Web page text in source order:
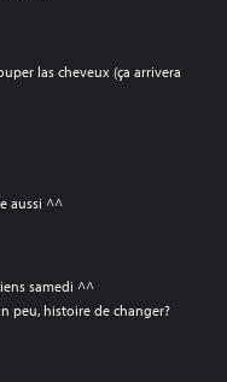
las cheveux (ça arrivera
aussi ^^
samedi ^^
peu, histoire de changer?